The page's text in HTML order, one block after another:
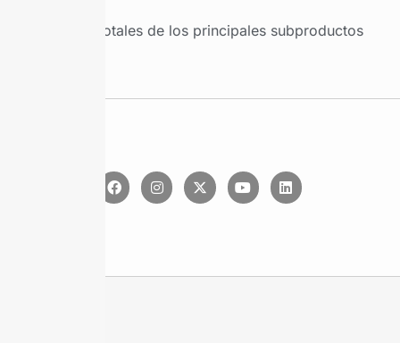
Ventas totales de los principales subproductos